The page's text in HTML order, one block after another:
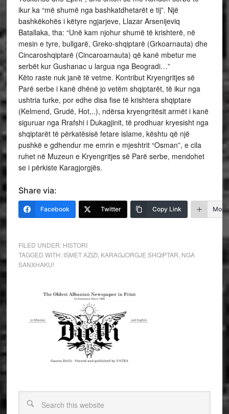
ikur ka “më shumë nga bashkatdhetarët e tij”. Një
bashkëkohës i këtyre ngjarjeve, Llazar Arsenijeviq
Batallaka, tha: “Unë kam njohur shumë të krishterë, në
mesin e tyre, bullgarë, Greko-shqiptarë (Grkoarnauta) dhe
Cincaroshqiptarë (Cincaroarnauta) që kanë mbetur me
serbët kur Gushanac u largua nga Beogradi…”
Këto raste nuk janë të vetme. Kontribut Kryengritjes së
Parë serbe i kanë dhënë jo vetëm shqiptarët, të ikur nga
ushtria turke, por edhe disa fise të krishtera shqiptare
(Kelmend, Grudë, Hot,..), ndërsa kryengritësit armët i kanë
siguruar nga Rrafshi i Dukagjinit, të prodhuar kryesisht nga
shqiptarët të përkatësisë fetare islame, kështu që një
pushkë e gdhendur me emrin e mjeshtrit “Osman”, e cila
ruhet në Muzeun e Kryengritjes së Parë serbe, mendohet
se i përkiste Karagjorgjës.
Share via:
Facebook Twitter Copy Link More
FILED UNDER: HISTORI
TAGGED WITH: ISMET AZIZI, KARAGJORGJE SHQIPTAR NGA
SANXHAKU!